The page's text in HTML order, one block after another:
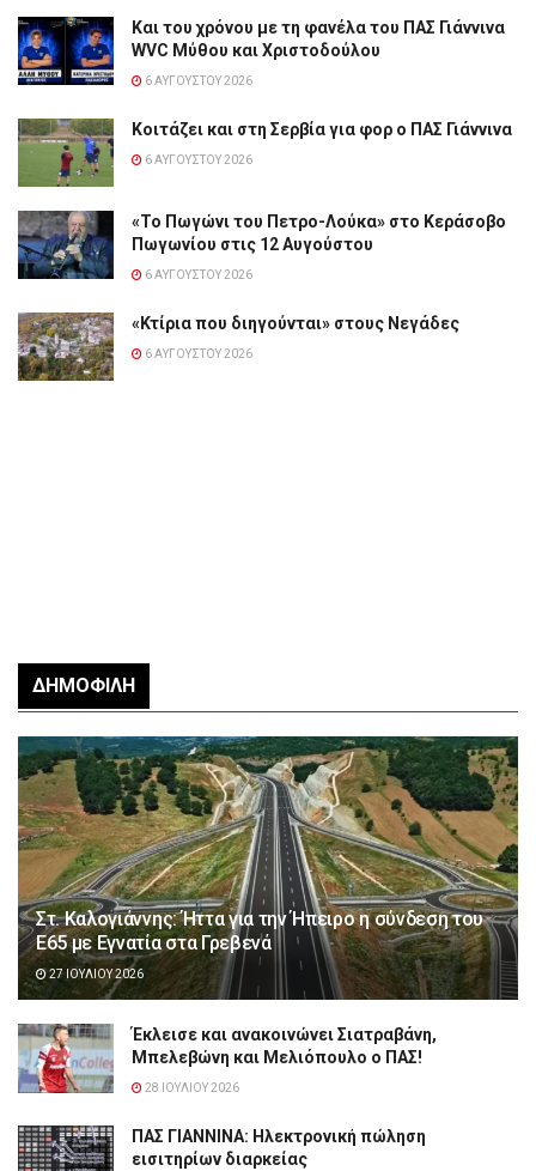
Και του χρόνου με τη φανέλα του ΠΑΣ Γιάννινα
WVC Μύθου και Χριστοδούλου
6 ΑΥΓΟΎΣΤΟΥ 2026
Κοιτάζει και στη Σερβία για φορ ο ΠΑΣ Γιάννινα
6 ΑΥΓΟΎΣΤΟΥ 2026
«Το Πωγώνι του Πετρο-Λούκα» στο Κεράσοβο
Πωγωνίου στις 12 Αυγούστου
6 ΑΥΓΟΎΣΤΟΥ 2026
«Κτίρια που διηγούνται» στους Νεγάδες
6 ΑΥΓΟΎΣΤΟΥ 2026
ΔΗΜΟΦΙΛΉ
Στ. Καλογιάννης: Ήττα για την Ήπειρο η σύνδεση του
Ε65 με Εγνατία στα Γρεβενά
27 ΙΟΥΛΊΟΥ 2026
Έκλεισε και ανακοινώνει Σιατραβάνη,
Μπελεβώνη και Μελιόπουλο ο ΠΑΣ!
28 ΙΟΥΛΊΟΥ 2026
ΠΑΣ ΓΙΑΝΝΙΝΑ: Hλεκτρονική πώληση
εισιτηρίων διαρκείας